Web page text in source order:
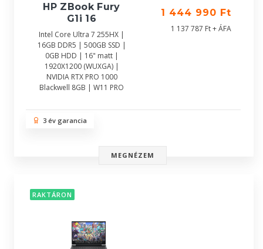
HP ZBook Fury
G1i 16
Intel Core Ultra 7 255HX |
16GB DDR5 | 500GB SSD |
0GB HDD | 16" matt |
1920X1200 (WUXGA) |
NVIDIA RTX PRO 1000
Blackwell 8GB | W11 PRO
1 444 990 Ft
1 137 787 Ft + ÁFA
3 év garancia
MEGNÉZEM
RAKTÁRON